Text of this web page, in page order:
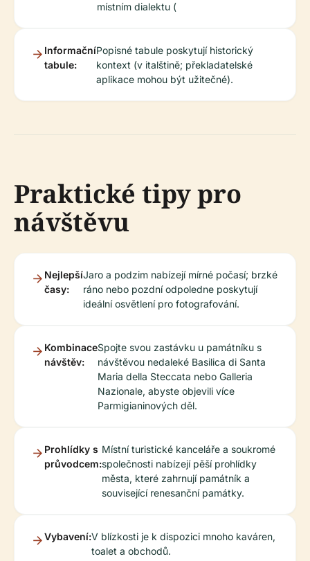
místním dialektu (
Informační
tabule:
Popisné tabule poskytují historický
kontext (v italštině; překladatelské
aplikace mohou být užitečné).
Praktické tipy pro
návštěvu
Nejlepší
časy:
Jaro a podzim nabízejí mírné počasí; brzké
ráno nebo pozdní odpoledne poskytují
ideální osvětlení pro fotografování.
Kombinace
návštěv:
Spojte svou zastávku u památníku s
návštěvou nedaleké Basilica di Santa
Maria della Steccata nebo Galleria
Nazionale, abyste objevili více
Parmigianinových děl.
Prohlídky s
průvodcem:
Místní turistické kanceláře a soukromé
společnosti nabízejí pěší prohlídky
města, které zahrnují památník a
související renesanční památky.
Vybavení:V blízkosti je k dispozici mnoho kaváren,
toalet a obchodů.